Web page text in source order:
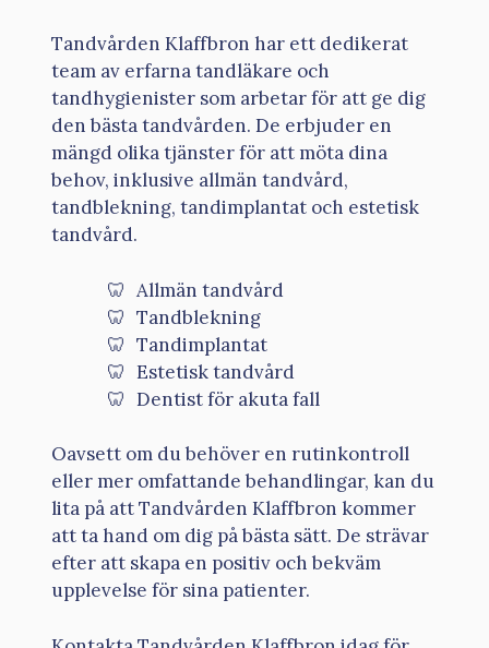
Tandvården Klaffbron har ett dedikerat
team av erfarna tandläkare och
tandhygienister som arbetar för att ge dig
den bästa tandvården. De erbjuder en
mängd olika tjänster för att möta dina
behov, inklusive allmän tandvård,
tandblekning, tandimplantat och estetisk
tandvård.
Allmän tandvård
Tandblekning
Tandimplantat
Estetisk tandvård
Dentist för akuta fall
Oavsett om du behöver en rutinkontroll
eller mer omfattande behandlingar, kan du
lita på att Tandvården Klaffbron kommer
att ta hand om dig på bästa sätt. De strävar
efter att skapa en positiv och bekväm
upplevelse för sina patienter.